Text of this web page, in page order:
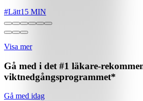
#Lätt15 MIN
Visa mer
Gå med i det #1 läkare-
viktnedgångsprogrammet*
Gå med idag